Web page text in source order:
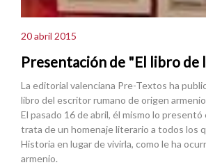
20 abril 2015
Presentación de "El libro de
La editorial valenciana Pre-Textos ha
libro del escritor rumano de origen
El pasado 16 de abril, él mismo lo presentó
trata de un homenaje literario a todos los
Historia en lugar de vivirla, como le ha
armenio.